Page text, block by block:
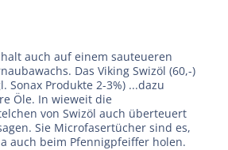
auch auf einem sauteueren
Das Viking Swizöl (60,-)
Sonax Produkte 2-3%) ...dazu
Öle. In wieweit die
von Swizöl auch überteuert
Sie Microfasertücher sind es,
auch beim Pfennigpfeiffer holen.